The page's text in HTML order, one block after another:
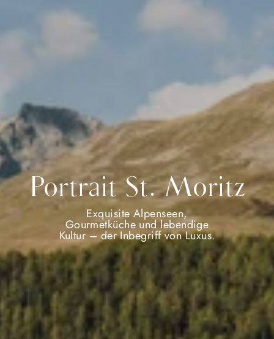
Portrait St. Moritz
Exquisite Alpenseen,
Gourmetküche und lebendige
Kultur – der Inbegriff von Luxus.